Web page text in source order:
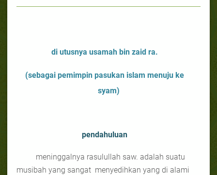
di utusnya usamah bin zaid ra.
(sebagai pemimpin pasukan islam menuju ke
syam)
pendahuluan
meninggalnya rasulullah saw. adalah suatu
musibah yang sangat menyedihkan yang di alami